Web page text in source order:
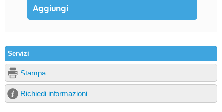
Servizi
Stampa
Richiedi informazioni